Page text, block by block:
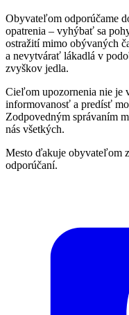
Obyvateľom odporúčame
opatrenia – vyhýbať sa
ostražití mimo obývaných
a nevytvárať lákadlá v
zvyškov jedla.
Cieľom upozornenia nie
informovanosť a predísť
Zodpovedným správaním
nás všetkých.
Mesto ďakuje obyvateľom
odporúčaní.